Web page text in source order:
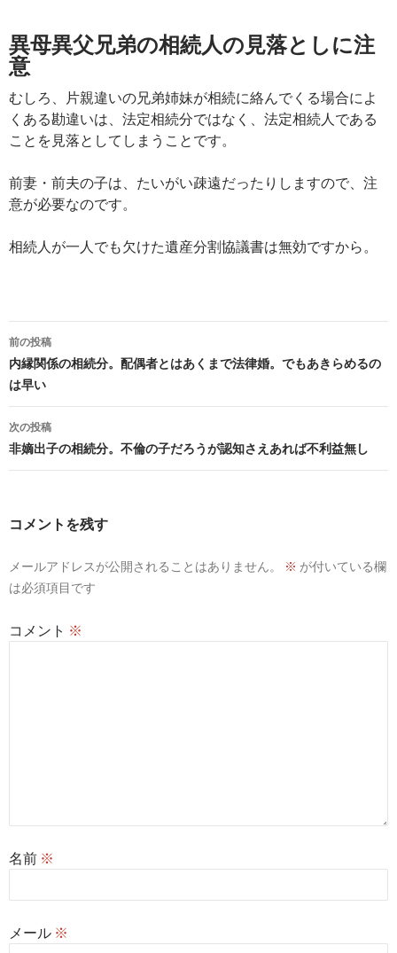
異母異父兄弟の相続人の見落としに注
意
むしろ、片親違いの兄弟姉妹が相続に絡んでくる場合によ
くある勘違いは、法定相続分ではなく、法定相続人である
ことを見落としてしまうことです。
前妻・前夫の子は、たいがい疎遠だったりしますので、注
意が必要なのです。
相続人が一人でも欠けた遺産分割協議書は無効ですから。
投
稿
ナ
ビ
ゲ
シ
ン
前の投稿
内縁関係の相続分。配偶者とはあくまで法律婚。でもあきらめるの
は早い
次の投稿
非嫡出子の相続分。不倫の子だろうが認知さえあれば不利益無し
コメントを残す
メールアドレスが公開されることはありません。 ※ が付いている欄
は必須項目です
コメント ※
名前 ※
メール ※